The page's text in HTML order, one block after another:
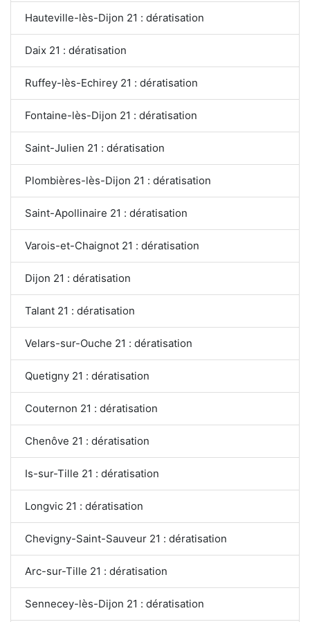
Hauteville-lès-Dijon 21 : dératisation
Daix 21 : dératisation
Ruffey-lès-Echirey 21 : dératisation
Fontaine-lès-Dijon 21 : dératisation
Saint-Julien 21 : dératisation
Plombières-lès-Dijon 21 : dératisation
Saint-Apollinaire 21 : dératisation
Varois-et-Chaignot 21 : dératisation
Dijon 21 : dératisation
Talant 21 : dératisation
Velars-sur-Ouche 21 : dératisation
Quetigny 21 : dératisation
Couternon 21 : dératisation
Chenôve 21 : dératisation
Is-sur-Tille 21 : dératisation
Longvic 21 : dératisation
Chevigny-Saint-Sauveur 21 : dératisation
Arc-sur-Tille 21 : dératisation
Sennecey-lès-Dijon 21 : dératisation